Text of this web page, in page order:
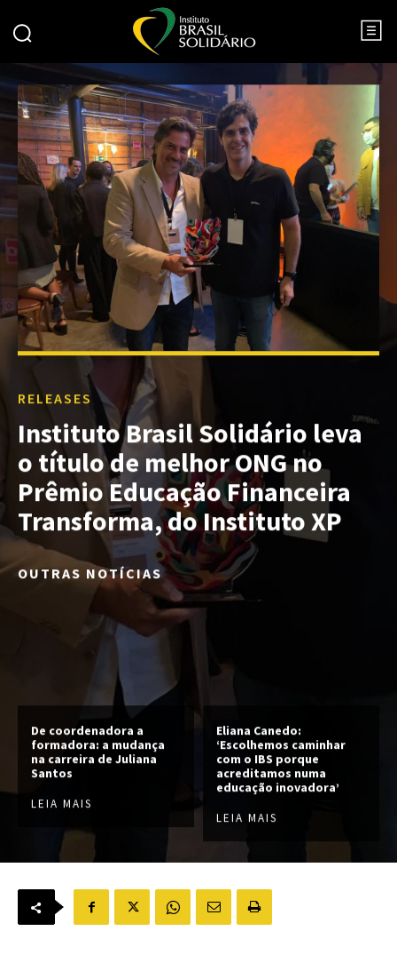
RELEASES
Instituto Brasil Solidário leva
o título de melhor ONG no
Prêmio Educação Financeira
Transforma, do Instituto XP
OUTRAS NOTÍCIAS
De coordenadora a
formadora: a mudança
na carreira de Juliana
Santos
LEIA MAIS
Eliana Canedo:
‘Escolhemos caminhar
com o IBS porque
acreditamos numa
educação inovadora’
LEIA MAIS